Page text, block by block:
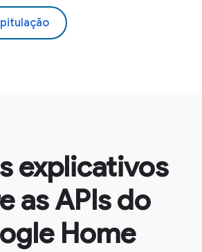
explicativos
as APIs do
Home